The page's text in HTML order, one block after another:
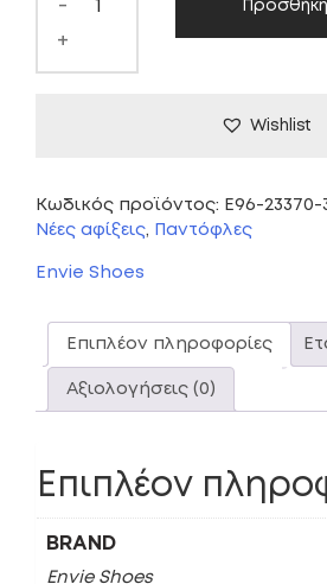
-
+
Wishlist
Κωδικός προϊόντος: E96-23370-
Νέες αφίξεις, Παντόφλες
Envie Shoes
Επιπλέον πληροφορίες
Αξιολογήσεις (0)
Επιπλέον
BRAND
Envie Shoes